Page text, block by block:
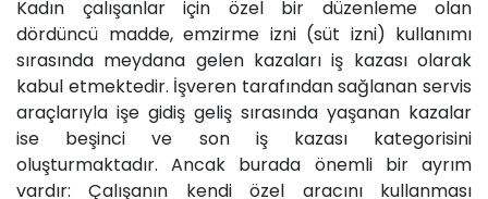
Kadın çalışanlar için özel bir düzenleme olan
dördüncü madde, emzirme izni (süt izni) kullanımı
sırasında meydana gelen kazaları iş kazası olarak
kabul etmektedir. İşveren tarafından sağlanan servis
araçlarıyla işe gidiş geliş sırasında yaşanan kazalar
ise beşinci ve son iş kazası kategorisini
oluşturmaktadır. Ancak burada önemli bir ayrım
vardır: Çalışanın kendi özel aracını kullanması